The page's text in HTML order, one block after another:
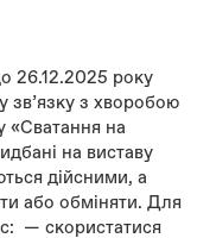
26.12.2025 року
звʼязку з хворобою
«Сватання на
на виставу
дійсними, а
або обміняти. Для
— скористатися